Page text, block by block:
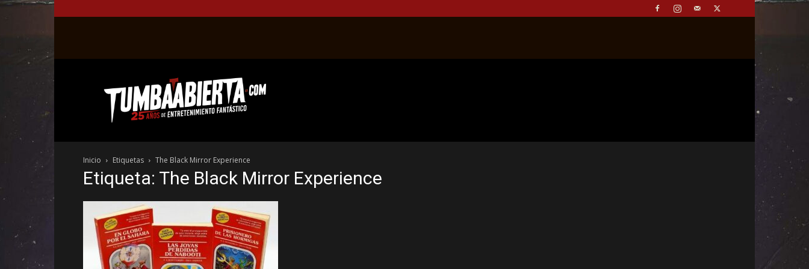
web
del
entretenimiento
el
género
fantástico.
Inicio Etiquetas The Black Mirror Experience
Etiqueta: The Black Mirror Experience